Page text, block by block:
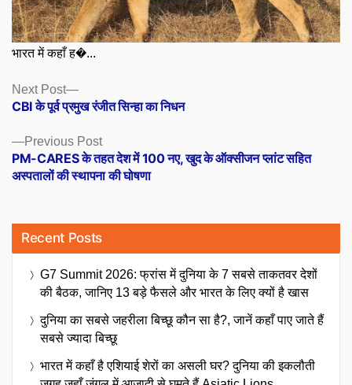
भारत में कहाँ ह�...
Posts
navigation
Previous PostPrevious
post:
PM-CARES के तहत देश में 100 नए, खुद के ऑक्सीजन प्लांट सहित
अस्पतालों की स्थापना की घोषणा
Next Post
Next
post:
CBI के पूर्व प्रमुख रंजीत सिन्हा का निधन
Recent Posts
G7 Summit 2026: फ्रांस में दुनिया के 7 सबसे ताकतवर देशों
की बैठक, जानिए 13 बड़े फैसले और भारत के लिए क्यों है खास
दुनिया का सबसे जहरीला बिच्छू कौन सा है?, जानें कहाँ पाए जाते हैं
सबसे ज्यादा बिच्छू
भारत में कहाँ है एशियाई शेरों का असली घर? दुनिया की इकलौती